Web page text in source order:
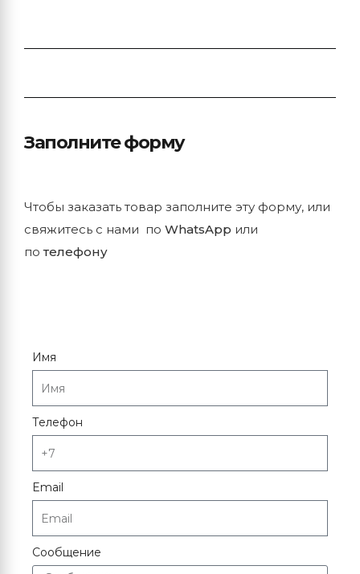
Заполните форму
Чтобы заказать товар заполните эту форму, или
свяжитесь с нами по WhatsApp или
потелефону
Имя
Телефон
Email
Сообщение